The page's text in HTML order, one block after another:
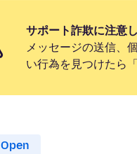
サポート詐欺に注意
メッセージの送信、
い行為を見つけたら
Open